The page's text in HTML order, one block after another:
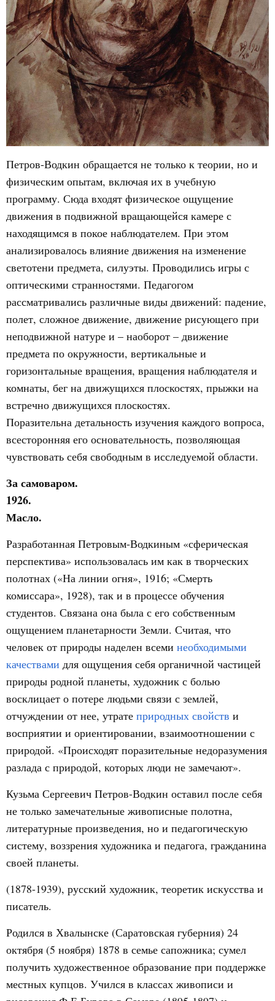
Петров-Водкин обращается не только к теории, но и
физическим опытам, включая их в учебную
программу. Сюда входят физическое ощущение
движения в подвижной вращающейся камере с
находящимся в покое наблюдателем. При этом
анализировалось влияние движения на изменение
светотени предмета, силуэты. Проводились игры с
оптическими странностями. Педагогом
рассматривались различные виды движений: падение,
полет, сложное движение, движение рисующего при
неподвижной натуре и – наоборот – движение
предмета по окружности, вертикальные и
горизонтальные вращения, вращения наблюдателя и
комнаты, бег на движущихся плоскостях, прыжки на
встречно движущихся плоскостях.
Поразительна детальность изучения каждого вопроса,
всесторонняя его основательность, позволяющая
чувствовать себя свободным в исследуемой области.
За самоваром.
1926.
Масло.
Разработанная Петровым-Водкиным «сферическая
перспектива» использовалась им как в творческих
полотнах («На линии огня», 1916; «Смерть
комиссара», 1928), так и в процессе обучения
студентов. Связана она была с его собственным
ощущением планетарности Земли. Считая, что
человек от природы наделен всеми необходимыми
качествами для ощущения себя органичной частицей
природы родной планеты, художник с болью
восклицает о потере людьми связи с землей,
отчуждении от нее, утрате природных свойств и
восприятии и ориентировании, взаимоотношении с
природой. «Происходят поразительные недоразумения
разлада с природой, которых люди не замечают».
Кузьма Сергеевич Петров-Водкин оставил после себя
не только замечательные живописные полотна,
литературные произведения, но и педагогическую
систему, воззрения художника и педагога, гражданина
своей планеты.
(1878-1939), русский художник, теоретик искусства и
писатель.
Родился в Хвалынске (Саратовская губерния) 24
октября (5 ноября) 1878 в семье сапожника; сумел
получить художественное образование при поддержке
местных купцов. Учился в классах живописи и